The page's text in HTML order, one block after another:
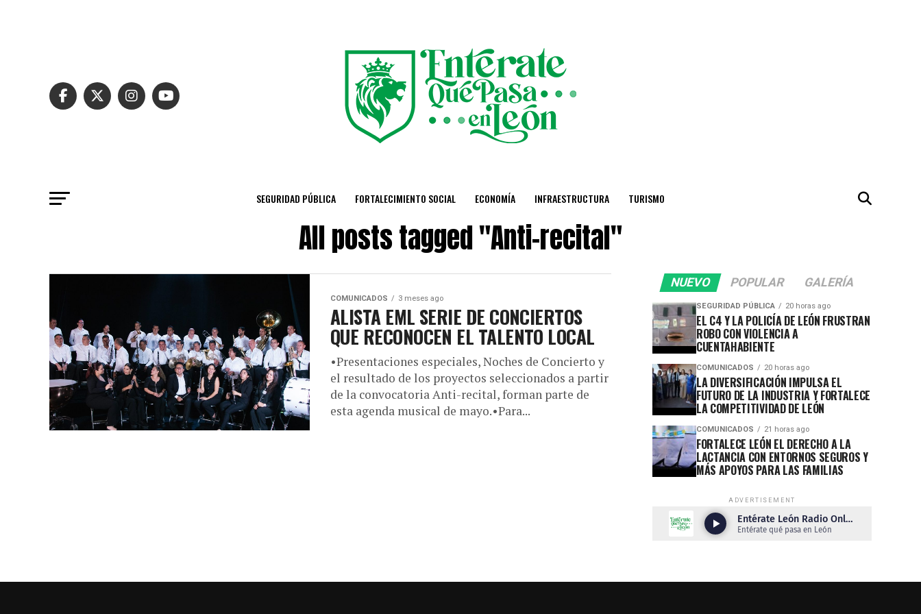
SEGURIDAD PÚBLICA FORTALECIMIENTO SOCIAL ECONOMÍA INFRAESTRUCTURA TURISMO
All posts tagged "Anti-recital"
COMUNICADOS 3 meses ago
ALISTA EML SERIE DE CONCIERTOS
QUE RECONOCEN EL TALENTO LOCAL
•Presentaciones especiales, Noches de Concierto y
el resultado de los proyectos seleccionados a partir
de la convocatoria Anti-recital, forman parte de
esta agenda musical de mayo.•Para...
NUEVO POPULAR GALERÍA
SEGURIDAD PÚBLICA 20 horas ago
EL C4 Y LA POLICÍA DE LEÓN FRUSTRAN
ROBO CON VIOLENCIA A
CUENTAHABIENTE
COMUNICADOS 20 horas ago
LA DIVERSIFICACIÓN IMPULSA EL
FUTURO DE LA INDUSTRIA Y FORTALECE
LA COMPETITIVIDAD DE LEÓN
COMUNICADOS 21 horas ago
FORTALECE LEÓN EL DERECHO A LA
LACTANCIA CON ENTORNOS SEGUROS Y
MÁS APOYOS PARA LAS FAMILIAS
ADVERTISEMENT